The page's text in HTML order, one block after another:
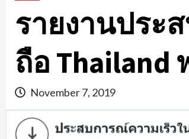
รายงานประ
ถือ Thailand
November 7, 2019